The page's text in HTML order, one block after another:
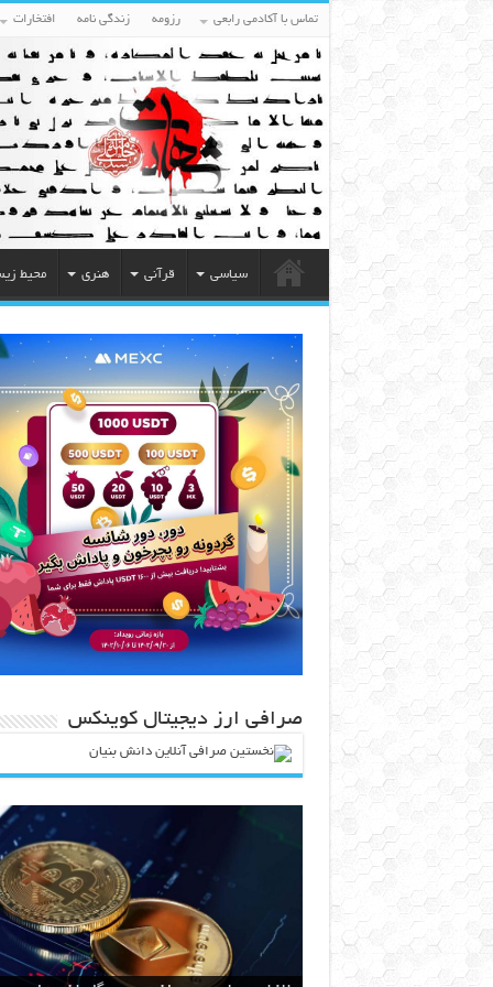
تماس با آکادمی رابعی رزومه زندگی نامه افتخارات
سیاسی قرآنی هنری محیط
صرافی ارز دیجیتال کوینکس